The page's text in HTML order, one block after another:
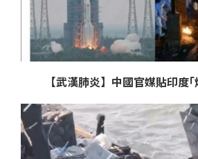
【武漢肺炎】中國官媒貼印度